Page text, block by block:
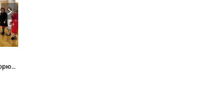
Кіно і флешмоб: що обговорювали на засіданні виконкому в Чорноморську